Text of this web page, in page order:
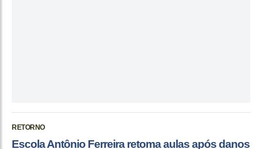
RETORNO
Escola Antônio Ferreira retoma aulas após danos